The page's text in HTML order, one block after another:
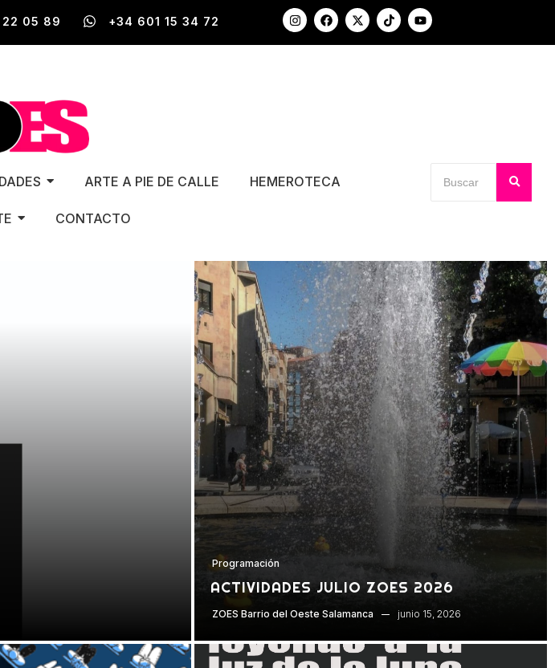
05 89 +34 601 15 34 72
ARTE A PIE DE CALLE HEMEROTECA
CONTACTO
Programación
ACTIVIDADES JULIO ZOES 2026
ZOES Barrio del Oeste Salamanca junio 15, 2026